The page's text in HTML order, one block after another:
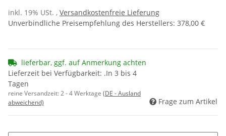
inkl. 19% USt. , Versandkostenfreie Lieferung
Unverbindliche Preisempfehlung des Herstellers: 378,00 €
lieferbar, ggf. auf Anmerkung achten
Lieferzeit bei Verfügbarkeit: .In 3 bis 4
Tagen
reine Versandzeit:2 - 4 Werktage (DE - Ausland
abweichend)
Frage zum Artikel